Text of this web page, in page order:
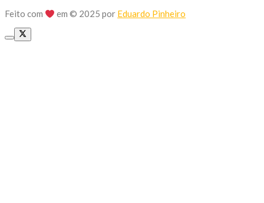
Feito com em © 2025 por Eduardo Pinheiro